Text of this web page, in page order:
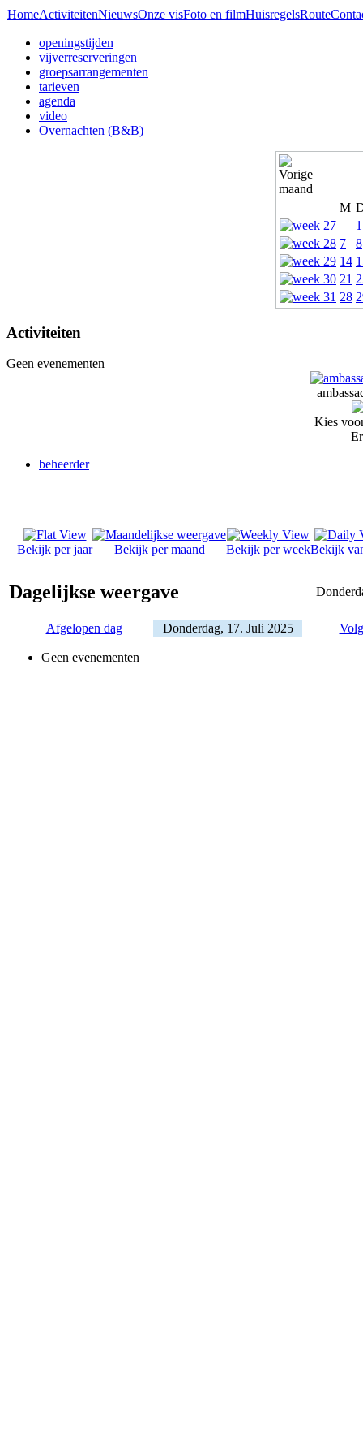
HomeActiviteitenNieuwsOnze visFoto en filmHuisregelsRoute
openingstijden
vijverreserveringen
groepsarrangementen
tarieven
agenda
video
Overnachten (B&B)
M
1
7
8
14
21
28
Activiteiten
Geen evenementen
Kies
beheerder
Bekijk per jaar Bekijk per maand Bekijk per weekBekijk
Dagelijkse weergave
Afgelopen dag Donderdag, 17. Juli 2025
Geen evenementen